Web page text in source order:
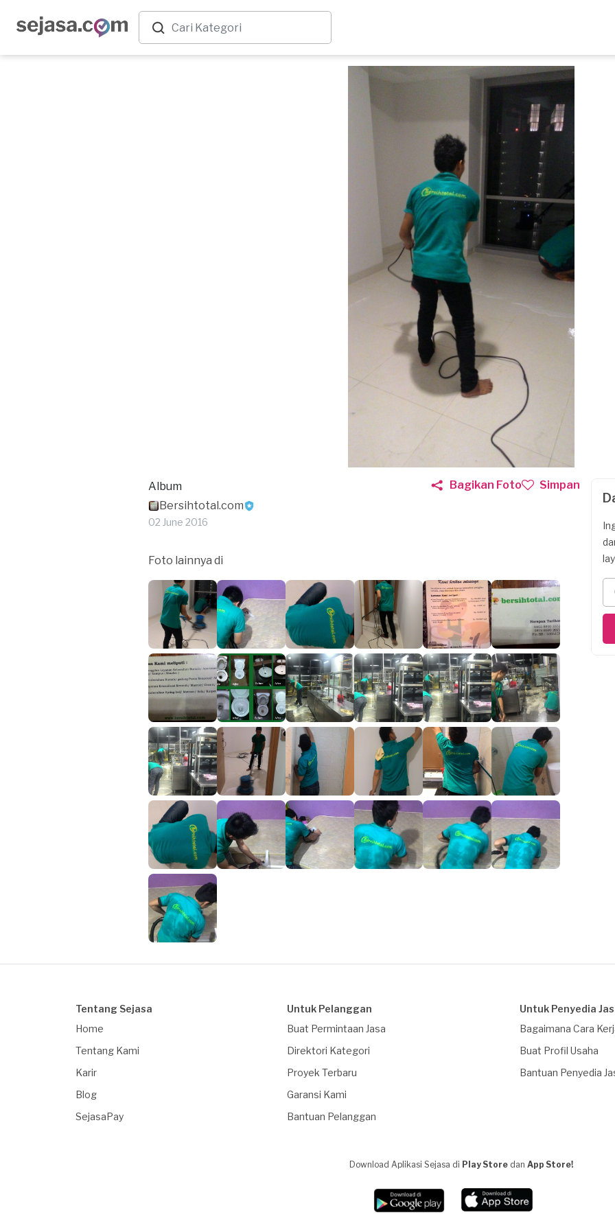
Album
Bersihtotal.com
02 June 2016
Bagikan Foto Simpan
Foto lainnya di
Tentang Sejasa
Home
Tentang Kami
Karir
Blog
SejasaPay
Untuk Pelanggan
Buat Permintaan Jasa
Direktori Kategori
Proyek Terbaru
Garansi Kami
Bantuan Pelanggan
Untuk Penyedia
Bagaimana Cara
Buat Profil Usaha
Bantuan Penyedia
Download Aplikasi Sejasa di Play Store dan App Store!